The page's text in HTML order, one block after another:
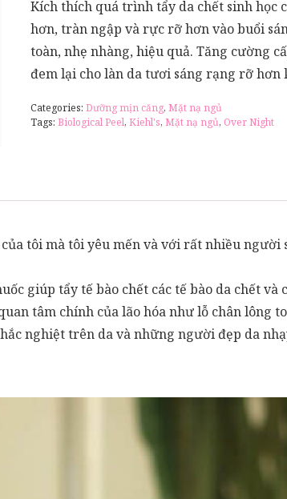
Kích thích quá trình tẩy da chết sinh học
hơn, tràn ngập và rực rỡ hơn vào buổi
toàn, nhẹ nhàng, hiệu quả. Tăng cường
đem lại cho làn da tươi sáng rạng rỡ hơn
Categories: Dưỡng mịn căng, Mặt nạ ngủ
Tags: Biological Peel, Kiehl's, Mặt nạ ngủ, Over Night
tôi mà tôi yêu mến và với rất nhiều
giúp tẩy tế bào chết các tế bào da chết
tâm chính của lão hóa như lỗ chân lông
nghiệt trên da và những người đẹp da